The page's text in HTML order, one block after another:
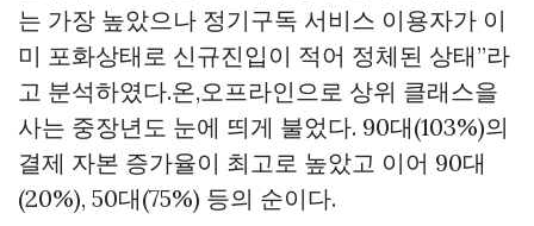
는 가장 높았으나 정기구독 서비스 이용자가 이
미 포화상태로 신규진입이 적어 정체된 상태”라
고 분석하였다.온,오프라인으로 상위 클래스을
사는 중장년도 눈에 띄게 불었다. 90대(103%)의
결제 자본 증가율이 최고로 높았고 이어 90대
(20%), 50대(75%) 등의 순이다.